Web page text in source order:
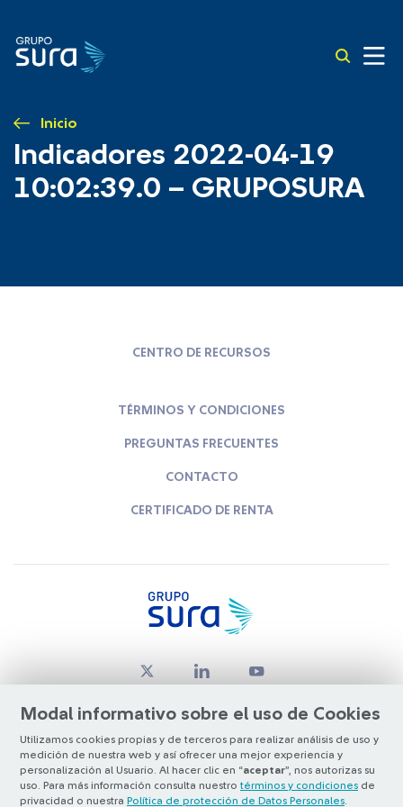
Inicio
Indicadores 2022-04-19
10:02:39.0 – GRUPOSURA
Modal informativo sobre el uso de Cookies
Utilizamos cookies propias y de terceros para realizar análisis de uso y
medición de nuestra web y así ofrecer una mejor experiencia y
personalización al Usuario. Al hacer clic en “aceptar”, nos autorizas su
uso. Para más información consulta nuestro términos y condiciones de
privacidad o nuestra Política de protección de Datos Personales
CENTRO DE RECURSOS
TÉRMINOS Y CONDICIONES
PREGUNTAS FRECUENTES
CONTACTO
CERTIFICADO DE RENTA
© Copyright Grupo SURA 2026